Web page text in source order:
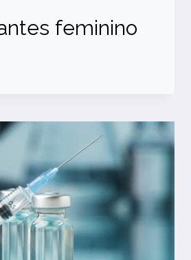
feminino
FEMININO